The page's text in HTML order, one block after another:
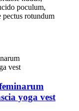
poculum,
pectus rotundum
yoga vest